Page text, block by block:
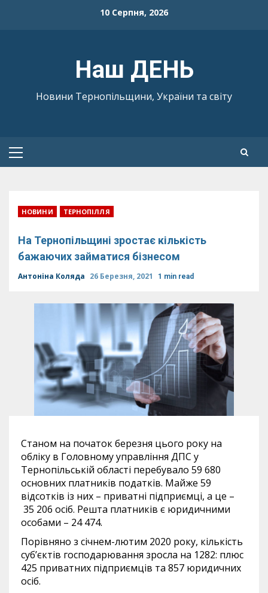
10 Серпня, 2026
Наш ДЕНЬ
Новини Тернопільщини, України та світу
Primary
НОВИНИ ТЕРНОПІЛЛЯ
На Тернопільщині зростає кількість
бажаючих займатися бізнесом
Антоніна Коляда 26 Березня, 2021 1 min read
Станом на початок березня цього року на
обліку в Головному управління ДПС у
Тернопільській області перебувало 59 680
основних платників податків. Майже 59
відсотків із них – приватні підприємці, а це –
35 206 осіб. Решта платників є юридичними
особами – 24 474.
Порівняно з січнем-лютим 2020 року, кількість
суб’єктів господарювання зросла на 1282: плюс
425 приватних підприємців та 857 юридичних
осіб.